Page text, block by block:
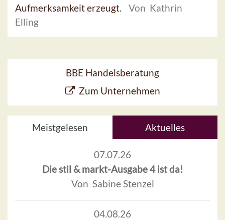
Aufmerksamkeit erzeugt.
Von Kathrin
Elling
BBE Handelsberatung
Zum Unternehmen
Meistgelesen Aktuelles
07.07.26
Die stil & markt-Ausgabe 4 ist da!
Von Sabine Stenzel
04.08.26